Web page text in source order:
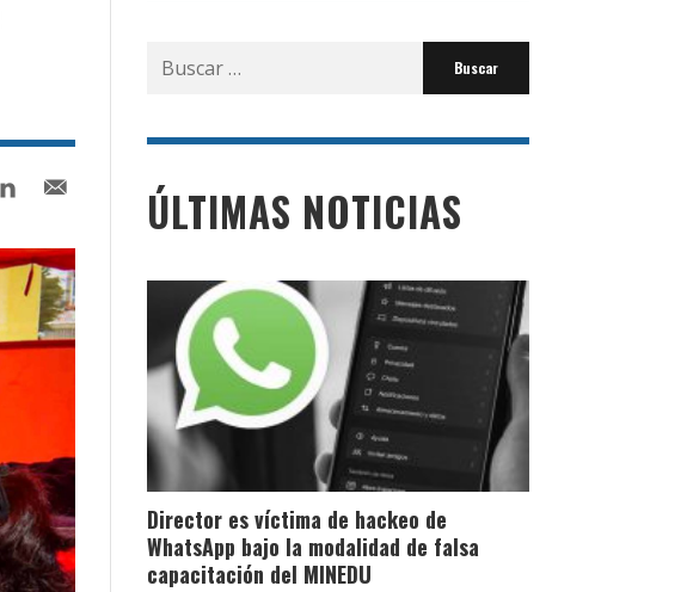
Buscar
por:
ÚLTIMAS NOTICIAS
Director es víctima de hackeo de
WhatsApp bajo la modalidad de falsa
capacitación del MINEDU